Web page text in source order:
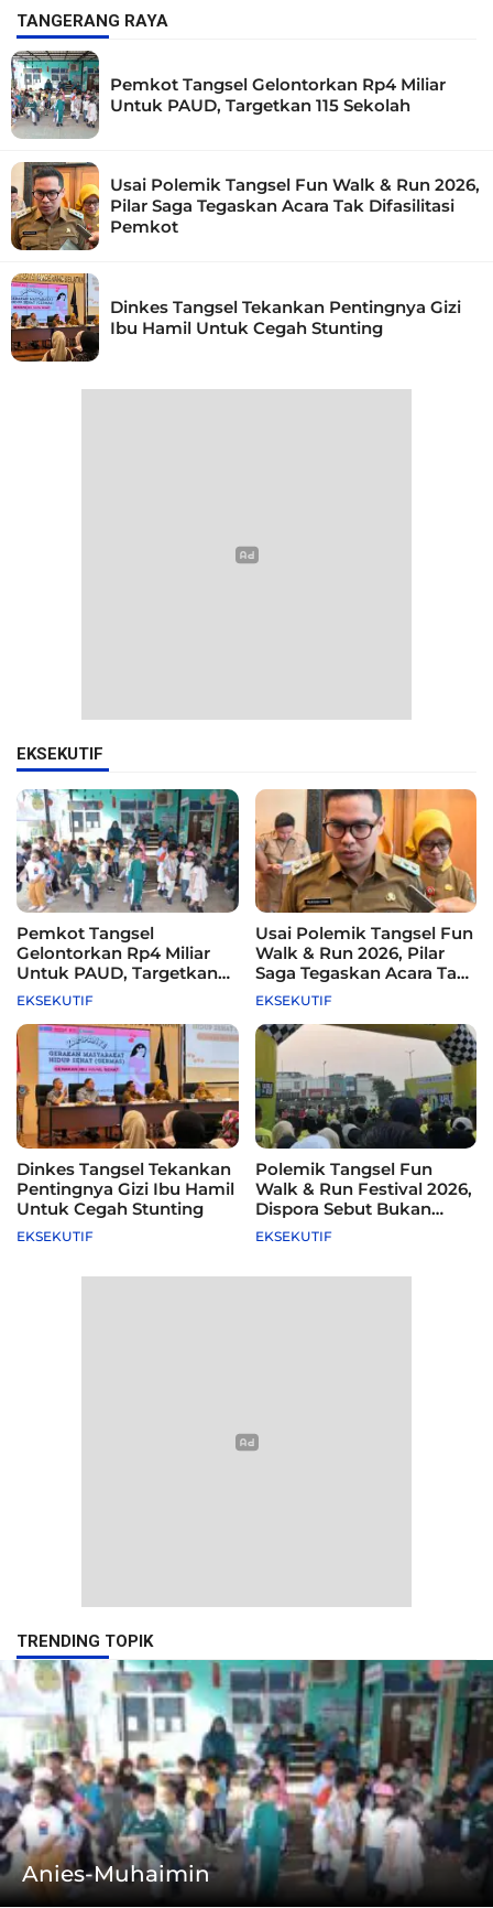
TANGERANG RAYA
Pemkot Tangsel Gelontorkan Rp4 Miliar
Untuk PAUD, Targetkan 115 Sekolah
Usai Polemik Tangsel Fun Walk & Run 2026,
Pilar Saga Tegaskan Acara Tak Difasilitasi
Pemkot
Dinkes Tangsel Tekankan Pentingnya Gizi
Ibu Hamil Untuk Cegah Stunting
EKSEKUTIF
Pemkot Tangsel
Gelontorkan Rp4 Miliar
Untuk PAUD, Targetkan
115 Sekolah
EKSEKUTIF
Usai Polemik Tangsel Fun
Walk & Run 2026, Pilar
Saga Tegaskan Acara Tak
Difasilitasi Pemkot
EKSEKUTIF
Dinkes Tangsel Tekankan
Pentingnya Gizi Ibu Hamil
Untuk Cegah Stunting
EKSEKUTIF
Polemik Tangsel Fun
Walk & Run Festival 2026,
Dispora Sebut Bukan
Agenda Pemkot
EKSEKUTIF
TRENDING TOPIK
Anies-Muhaimin